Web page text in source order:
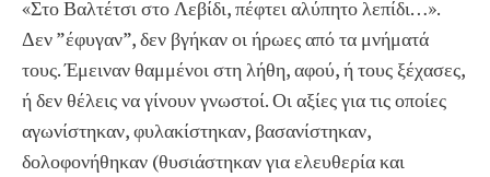
«Στο Βαλτέτσι στο Λεβίδι, πέφτει αλύπητο λεπίδι…».
Δεν ”έφυγαν”, δεν βγήκαν οι ήρωες από τα μνήματά
τους. Έμειναν θαμμένοι στη λήθη, αφού, ή τους ξέχασες,
ή δεν θέλεις να γίνουν γνωστοί. Οι αξίες για τις οποίες
αγωνίστηκαν, φυλακίστηκαν, βασανίστηκαν,
δολοφονήθηκαν (θυσιάστηκαν για ελευθερία και